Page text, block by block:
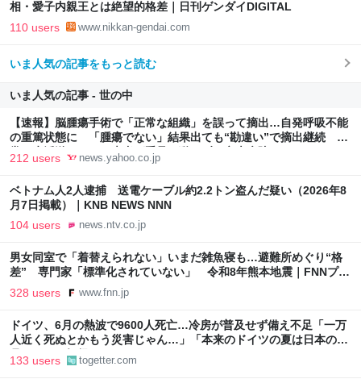
相・愛子内親王とは絶望的格差｜日刊ゲンダイDIGITAL
110 users www.nikkan-gendai.com
いま人気の記事をもっと読む
いま人気の記事 - 世の中
【速報】脳腫瘍手術で「正常な組織」を誤って摘出…自発呼吸不能
の重篤状態に 「腫瘍でない」結果出ても“勘違い”で摘出継続 通
常の生活送っていた患者が手足も動かず 京大病院（MBSニュー
ス） - Yahoo!ニュース
212 users news.yahoo.co.jp
ベトナム人2人逮捕 送電ケーブル約2.2トン盗んだ疑い（2026年8
月7日掲載）｜KNB NEWS NNN
104 users news.ntv.co.jp
男女同室で「着替えられない」いまだ雑魚寝も…避難所めぐり“格
差” 専門家「標準化されていない」 令和8年熊本地震｜FNNプラ
イムオンライン
328 users www.fnn.jp
ドイツ、6月の熱波で9600人死亡…冷房が普及せず備え不足「一万
人近く死ぬとかもう災害じゃん…」「本来のドイツの夏は日本の10
月ぐらいの気候やからねえ」
133 users togetter.com